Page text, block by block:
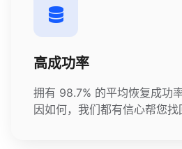
高成功率
拥有 98.7% 的平均恢复成功
因如何，我们都有信心帮您找